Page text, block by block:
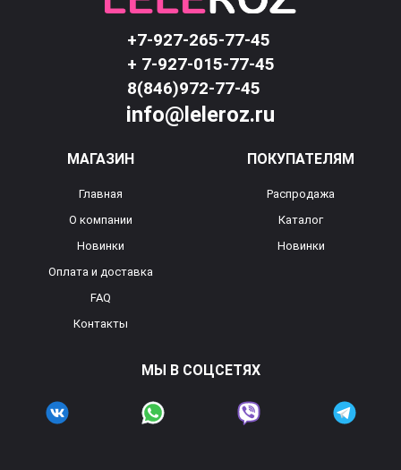
+7-927-265-77-45
+ 7-927-015-77-45
8(846)972-77-45
info@leleroz.ru
МАГАЗИН
Главная
О компании
Новинки
Оплата и доставка
FAQ
Контакты
ПОКУПАТЕЛЯМ
Распродажа
Каталог
Новинки
МЫ В СОЦСЕТЯХ